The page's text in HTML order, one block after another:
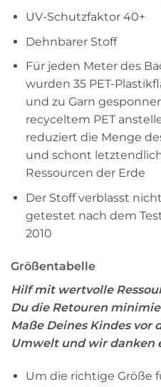
UV-Schutzfaktor 40+
Dehnbarer Stoff
Für jeden Meter des
wurden 35 PET-
und zu Garn
recyceltem PET
reduziert die Menge
und schont
Ressourcen der Erde
Der Stoff verblasst
getestet nach dem
2010
Größentabelle
Hilf mit wertvolle
Du die Retouren
Maße Deines Kindes vor
Umwelt und wir danken
Um die richtige Größe